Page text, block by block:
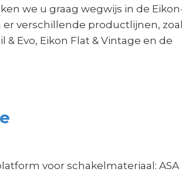
we u graag wegwijs in de
er verschillende productlijnen,
& Evo, Eikon Flat & Vintage en de
voor schakelmateriaal: ASA